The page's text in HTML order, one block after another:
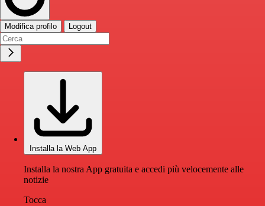
Modifica profilo Logout
Installa la Web App
Installa la nostra App gratuita e accedi più velocemente alle
notizie
Tocca